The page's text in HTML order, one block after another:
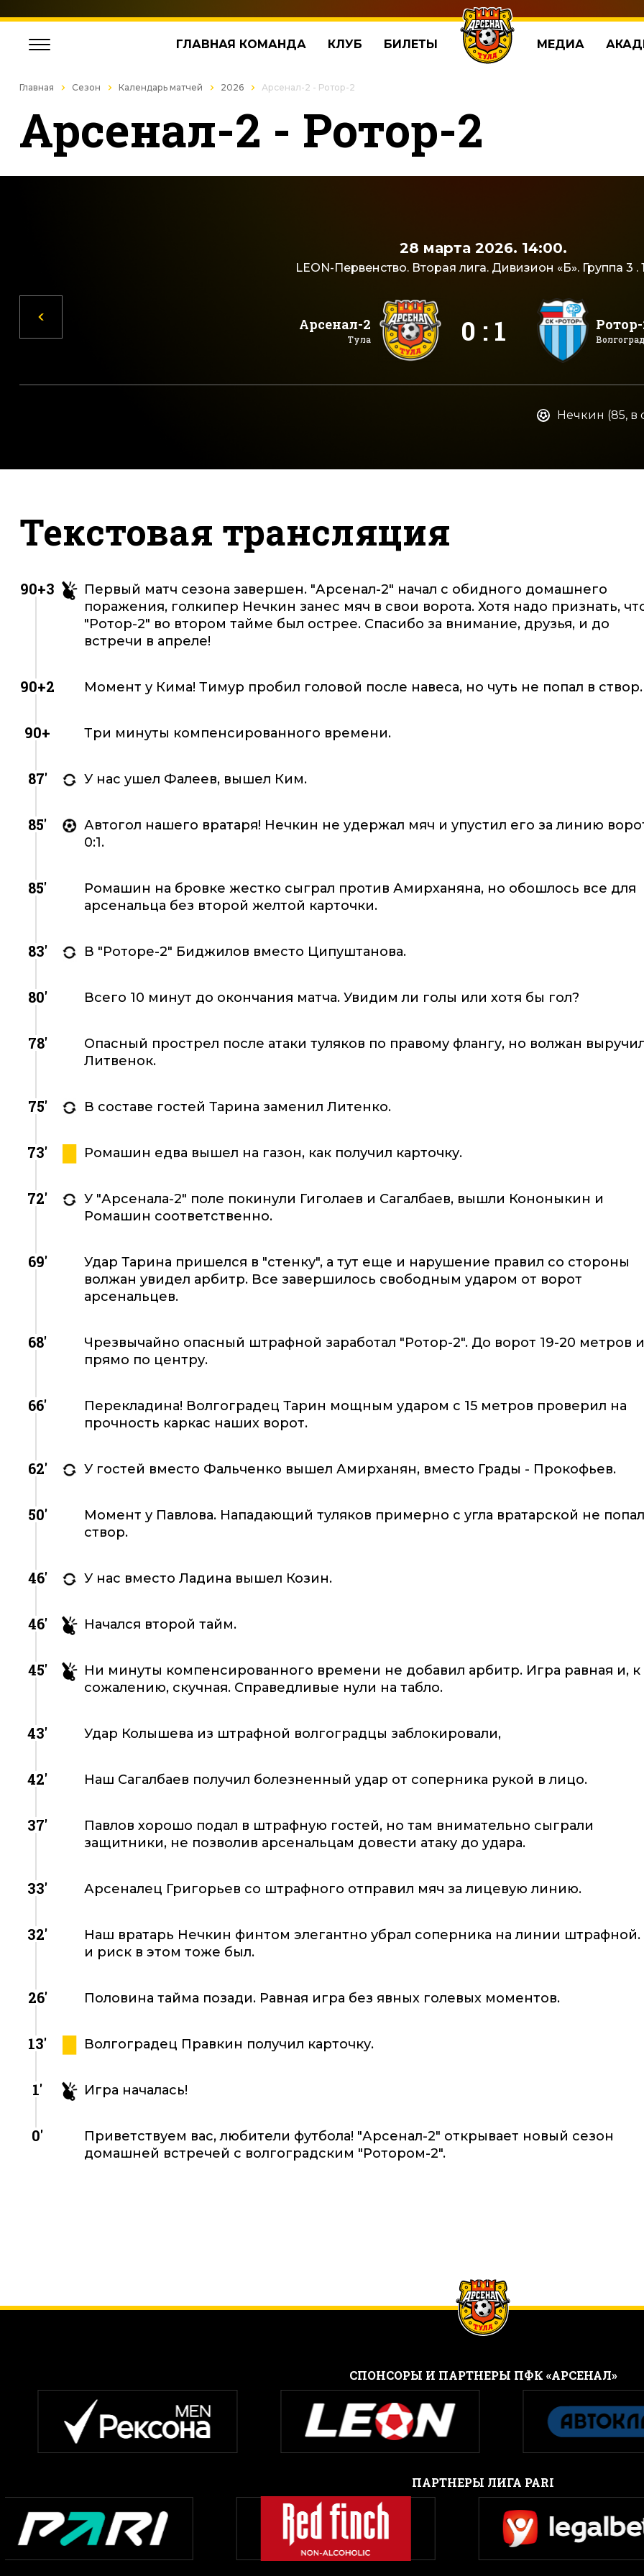
ГЛАВНАЯ КОМАНДА КЛУБ БИЛЕТЫ МЕДИА
Главная Сезон Календарь матчей 2026 Арсенал-2 - Ротор-2
Арсенал-2 - Ротор-2
28 марта 2026. 14:00.
LEON-Первенство. Вторая лига. Дивизион «Б». Группа 3 .
Арсенал-2
Тула 0 : 1 Волгоград
Нечкин (85, в
Текстовая трансляция
90+3
Первый матч сезона завершен. "Арсенал-2" начал с обидного домашнего
поражения, голкипер Нечкин занес мяч в свои ворота. Хотя надо признать,
"Ротор-2" во втором тайме был острее. Спасибо за внимание, друзья, и до
встречи в апреле!
90+2 Момент у Кима! Тимур пробил головой после навеса, но чуть не попал в створ.
90+ Три минуты компенсированного времени.
87' У нас ушел Фалеев, вышел Ким.
85'
Автогол нашего вратаря! Нечкин не удержал мяч и упустил его за линию
0:1.
85'
Ромашин на бровке жестко сыграл против Амирханяна, но обошлось все для
арсенальца без второй желтой карточки.
83' В "Роторе-2" Биджилов вместо Ципуштанова.
80' Всего 10 минут до окончания матча. Увидим ли голы или хотя бы гол?
78'
Опасный прострел после атаки туляков по правому флангу, но волжан
Литвенок.
75' В составе гостей Тарина заменил Литенко.
73' Ромашин едва вышел на газон, как получил карточку.
72'
У "Арсенала-2" поле покинули Гиголаев и Сагалбаев, вышли Кононыкин и
Ромашин соответственно.
69'
Удар Тарина пришелся в "стенку", а тут еще и нарушение правил со стороны
волжан увидел арбитр. Все завершилось свободным ударом от ворот
арсенальцев.
68'
Чрезвычайно опасный штрафной заработал "Ротор-2". До ворот 19-20 метров и
прямо по центру.
66'
Перекладина! Волгоградец Тарин мощным ударом с 15 метров проверил на
прочность каркас наших ворот.
62' У гостей вместо Фальченко вышел Амирханян, вместо Грады - Прокофьев.
50'
Момент у Павлова. Нападающий туляков примерно с угла вратарской не
створ.
46' У нас вместо Ладина вышел Козин.
46' Начался второй тайм.
45'
Ни минуты компенсированного времени не добавил арбитр. Игра равная и, к
сожалению, скучная. Справедливые нули на табло.
43' Удар Колышева из штрафной волгоградцы заблокировали,
42' Наш Сагалбаев получил болезненный удар от соперника рукой в лицо.
37'
Павлов хорошо подал в штрафную гостей, но там внимательно сыграли
защитники, не позволив арсенальцам довести атаку до удара.
33' Арсеналец Григорьев со штрафного отправил мяч за лицевую линию.
32'
Наш вратарь Нечкин финтом элегантно убрал соперника на линии
и риск в этом тоже был.
26' Половина тайма позади. Равная игра без явных голевых моментов.
13' Волгоградец Правкин получил карточку.
1' Игра началась!
0'
Приветствуем вас, любители футбола! "Арсенал-2" открывает новый сезон
домашней встречей с волгоградским "Ротором-2".
CПОНСОРЫ И ПАРТНЕРЫ ПФК «АРСЕНАЛ»
ПАРТНЕРЫ ЛИГА PARI